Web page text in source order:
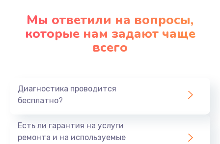
Мы ответили на вопросы,
которые нам задают чаще
всего
Диагностика проводится
бесплатно?
Есть ли гарантия на услуги
ремонта и на используемые